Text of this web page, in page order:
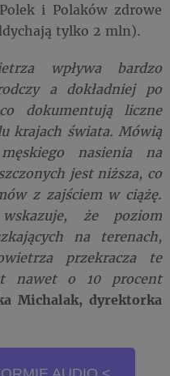
i Polaków zdrowe
tylko 2 mln).
wpływa bardzo
a dokładniej po
dokumentują liczne
krajach świata. Mówią
nasienia na
jest niższa, co
z zajściem w ciążę.
że poziom
na terenach,
przekracza te
nawet o 10 procent
Michalak, dyrektorka